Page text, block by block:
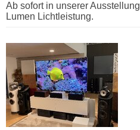
Ab sofort in unserer
Lumen Lichtleistung.